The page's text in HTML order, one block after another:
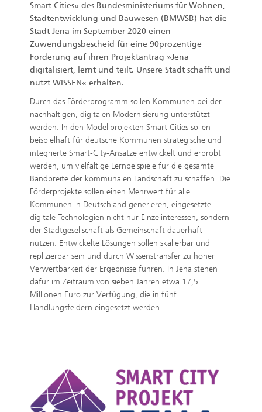
Smart Cities« des Bundesministeriums für Wohnen,
Stadtentwicklung und Bauwesen (BMWSB) hat die
Stadt Jena im September 2020 einen
Zuwendungsbescheid für eine 90prozentige
Förderung auf ihren Projektantrag »Jena
digitalisiert, lernt und teilt. Unsere Stadt schafft und
nutzt WISSEN« erhalten.
Durch das Förderprogramm sollen Kommunen bei der
nachhaltigen, digitalen Modernisierung unterstützt
werden. In den Modellprojekten Smart Cities sollen
beispielhaft für deutsche Kommunen strategische und
integrierte Smart-City-Ansätze entwickelt und erprobt
werden, um vielfältige Lernbeispiele für die gesamte
Bandbreite der kommunalen Landschaft zu schaffen. Die
Förderprojekte sollen einen Mehrwert für alle
Kommunen in Deutschland generieren, eingesetzte
digitale Technologien nicht nur Einzelinteressen, sondern
der Stadtgesellschaft als Gemeinschaft dauerhaft
nutzen. Entwickelte Lösungen sollen skalierbar und
replizierbar sein und durch Wissenstransfer zu hoher
Verwertbarkeit der Ergebnisse führen. In Jena stehen
dafür im Zeitraum von sieben Jahren etwa 17,5
Millionen Euro zur Verfügung, die in fünf
Handlungsfeldern eingesetzt werden.